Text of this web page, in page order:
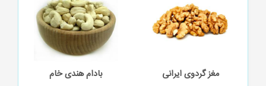
گردوی ایرانی بادام هندی خام